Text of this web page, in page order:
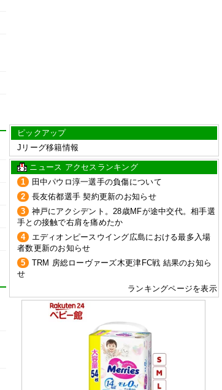
ピックアップ
Jリーグ移籍情報
ニュース アクセスランキング
1
田中パウロ淳一選手の負傷について
2
長友佑都選手 契約更新のお知らせ
3
神戸にアクシデント。28歳MFが途中交代。相手選
手との接触で右肩を痛めたか
4
エディオンピースウイング広島における最多入場
者数更新のお知らせ
5
TRM 房総ローヴァーズ木更津FC戦 結果のお知ら
せ
ランキングページを表示